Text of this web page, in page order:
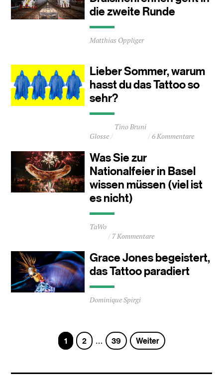
die zweite Runde
Durchschnittliche
Lesezeit
Minuten
Matthias Oppliger
Lieber Sommer, warum
hasst du das Tattoo so
sehr?
Durchschnittliche
Lesezeit
ca.
Minuten
Glosse
Tino Bruni
6 Kommentare
Was Sie zur
Nationalfeier in Basel
wissen müssen (viel ist
es nicht)
Durchschnittliche
Lesezeit
Minuten
TaWo
7 Kommentare
Grace Jones begeistert,
das Tattoo paradiert
Durchschnittliche
Lesezeit
Minuten
Dominique Spirgi
Seite
1 Seite
2 … Seite
39 Weiter